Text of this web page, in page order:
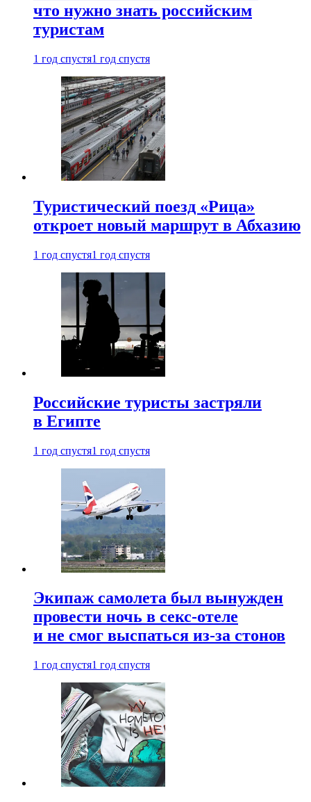
что нужно знать российским
туристам
1 год спустя1 год спустя
Туристический поезд «Рица»
откроет новый маршрут в Абхазию
1 год спустя1 год спустя
Российские туристы застряли
в Египте
1 год спустя1 год спустя
Экипаж самолета был вынужден
провести ночь в секс-отеле
и не смог выспаться из-за стонов
1 год спустя1 год спустя